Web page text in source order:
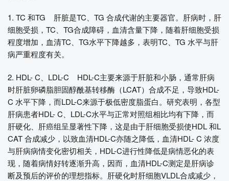
1. TC 和TG 肝脏是TC、TG 合成代谢的主要器官。肝病时，肝
细胞受损，TC、TG合成障碍，血清含量下降，随着肝细胞受损
程度增加，血清TC、TG水平下降越多，表明TC、TG 水平与肝
病严重程度有关。
2. HDL- C、LDL-C HDL-C主要来源于肝脏和小肠，通常肝病
时肝脏卵磷脂胆固醇酰基转移酶（LCAT）合成不足，导致HDL-
C 水平下降，而LDL-C来源于极低密度脂蛋白。研究表明，各型
肝病患者HDL- C、LDL-C水平与正常对照组相比均有下降，而
肝硬化、肝癌组呈显著性下降，这是由于肝细胞受损使HDL 和L
CAT 合成减少，以致血清HDL-C亦随之降低，血清HDL- C 浓度
与肝病病情变化密切相关，HDL-C进行性降低是病情恶化的表
现，随着病情好转逐渐升高，因而，血清HDL-C测定是肝病诊
断及预后的评价的理想指标。肝硬化时肝细胞VLDL合成减少，